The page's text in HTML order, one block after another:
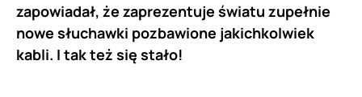
zapowiadał, że zaprezentuje światu zupełnie
nowe słuchawki pozbawione jakichkolwiek
kabli. I tak też się stało!